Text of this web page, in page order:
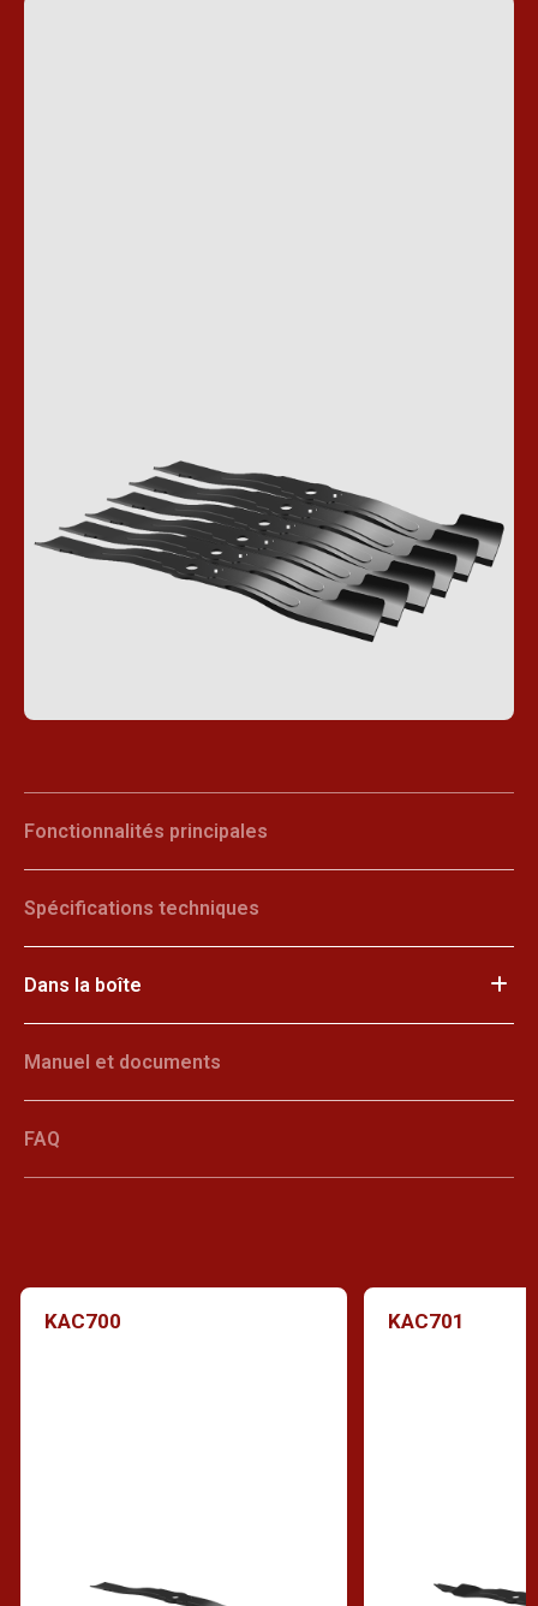
Fonctionnalités principales
Spécifications techniques
Dans la boîte
Manuel et documents
FAQ
KAC700 KAC701